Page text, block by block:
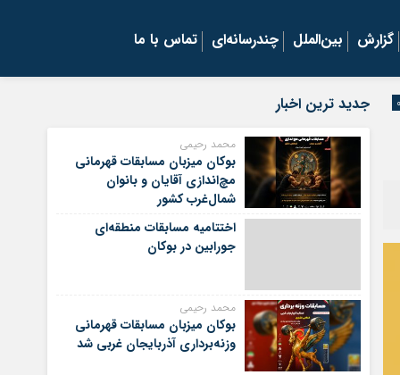
گزارش بین‌الملل چندرسانه‌ای تماس با ما
جدید ترین اخبار
محمد رحیمی
بوکان میزبان مسابقات قهرمانی
مچ‌اندازی آقایان و بانوان
شمال‌غرب کشور
اختتامیه مسابقات منطقه‌ای
جورابین در بوکان
محمد رحیمی
بوکان میزبان مسابقات قهرمانی
وزنه‌برداری آذربایجان غربی شد